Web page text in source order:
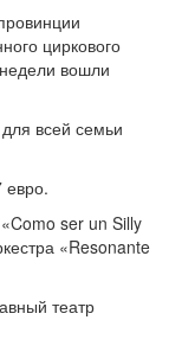
циркового
вошли
всей семьи
евро.
ser un Silly
«Resonante
театр